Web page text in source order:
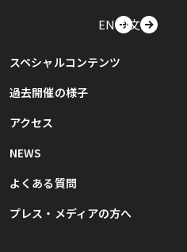
EN中文
スペシャルコンテンツ
過去開催の様子
アクセス
NEWS
よくある質問
プレス・メディアの方へ